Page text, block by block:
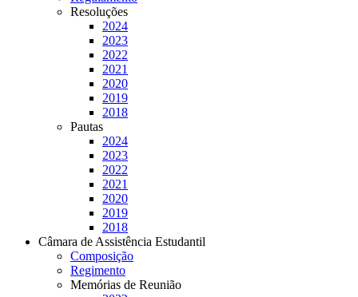
Resoluções
2024
2023
2022
2021
2020
2019
2018
Pautas
2024
2023
2022
2021
2020
2019
2018
Câmara de Assistência Estudantil
Composição
Regimento
Memórias de Reunião